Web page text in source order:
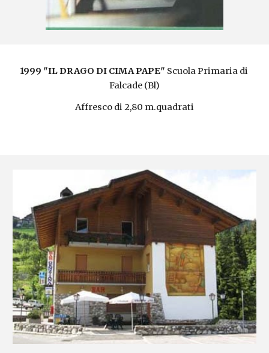
1999 "IL DRAGO DI CIMA PAPE" Scuola Primaria di
Falcade (Bl)
Affresco di 2,80 m.quadrati